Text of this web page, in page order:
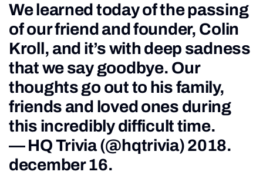
We learned today of the passing
of our friend and founder, Colin
Kroll, and it’s with deep sadness
that we say goodbye. Our
thoughts go out to his family,
friends and loved ones during
this incredibly difficult time.
— HQ Trivia (@hqtrivia)2018.
december 16.